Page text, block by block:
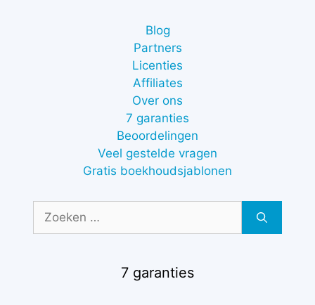
Blog
Partners
Licenties
Affiliates
Over ons
7 garanties
Beoordelingen
Veel gestelde vragen
Gratis boekhoudsjablonen
Zoek
7 garanties